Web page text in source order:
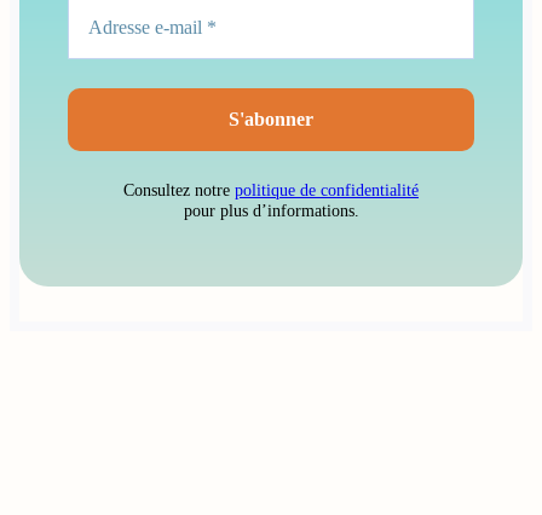
Consultez notre politique de confidentialité
pour plus d’informations.